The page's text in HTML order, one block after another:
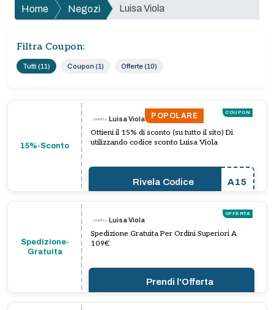
Home Negozi Luisa Viola
Filtra Coupon:
Tutti (11) Coupon (1) Offerte (10)
15%-Sconto
POPOLARE COUPON
Luisa Viola
Ottieni il 15% di sconto (su tutto il sito) Di
utilizzando codice sconto Luisa Viola
Rivela Codice A15
Spedizione-
Gratuita
OFFERTA
Luisa Viola
Spedizione Gratuita Per Ordini Superiori A
109€
Prendi l'Offerta